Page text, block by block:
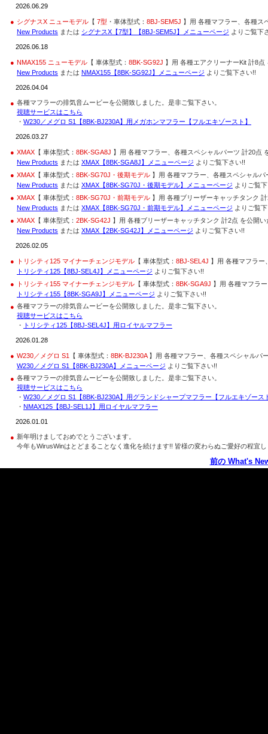
2026.06.29
● シグナスX ニューモデル 【 7型 ・車体型式： 8BJ-SEM5J 】用 各種マフラー、各種ス
New Products または シグナスX【7型】【8BJ-SEM5J】メニューページ よりご覧下
2026.06.18
● NMAX155 ニューモデル 【 車体型式： 8BK-SG92J 】用 各種エアクリーナーKit 計8点
New Products または NMAX155【8BK-SG92J】メニューページ よりご覧下さい!!
2026.04.04
● 各種マフラーの排気音ムービーを公開致しました。是非ご覧下さい。
視聴サービスはこちら
・ W230／メグロ S1【8BK-BJ230A】用メガホンマフラー【フルエキゾースト】
2026.03.27
● XMAX 【 車体型式： 8BK-SGA8J 】用 各種マフラー、各種スペシャルパーツ 計20点
New Products または XMAX【8BK-SGA8J】メニューページ よりご覧下さい!!
● XMAX 【 車体型式： 8BK-SG70J・後期モデル 】用 各種マフラー、各種スペシャル
New Products または XMAX【8BK-SG70J・後期モデル】メニューページ よりご覧
● XMAX 【 車体型式： 8BK-SG70J・前期モデル 】用 各種ブリーザーキャッチタンク
New Products または XMAX【8BK-SG70J・前期モデル】メニューページ よりご覧
● XMAX 【 車体型式： 2BK-SG42J 】用 各種ブリーザーキャッチタンク 計2点 を公開
New Products または XMAX【2BK-SG42J】メニューページ よりご覧下さい!!
2026.02.05
● トリシティ125 マイナーチェンジモデル 【 車体型式： 8BJ-SEL4J 】用 各種マフラー
トリシティ125【8BJ-SEL4J】メニューページ よりご覧下さい!!
●
トリシティ155 マイナーチェンジモデル 【 車体型式： 8BK-SGA9J 】用 各種マフラ
トリシティ155【8BK-SGA9J】メニューページ よりご覧下さい!!
● 各種マフラーの排気音ムービーを公開致しました。是非ご覧下さい。
視聴サービスはこちら
・
トリシティ125【8BJ-SEL4J】用ロイヤルマフラー
2026.01.28
● W230／メグロ S1 【 車体型式： 8BK-BJ230A】用 各種マフラー、各種スペシャルパ
W230／メグロ S1【8BK-BJ230A】メニューページ よりご覧下さい!!
● 各種マフラーの排気音ムービーを公開致しました。是非ご覧下さい。
視聴サービスはこちら
・ W230／メグロ S1【8BK-BJ230A】用グランドシャープマフラー【フルエキゾース
・ NMAX125【8BJ-SEL1J】用ロイヤルマフラー
2026.01.01
● 新年明けましておめでとうございます。
今年もWirusWinはとどまることなく進化を続けます!! 皆様の変わらぬご愛好の程宜
前の What's